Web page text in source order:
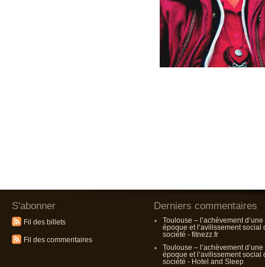
S'abonner
Fil des billets
Fil des commentaires
Derniers commentaires
Toulouse – l’achèvement d’une
époque et l’avilissement social
société - fitnezz.fr
Toulouse – l’achèvement d’une
époque et l’avilissement social
société - Hotel and Sleep